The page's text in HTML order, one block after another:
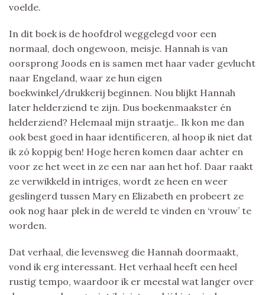
voelde.
In dit boek is de hoofdrol weggelegd voor een
normaal, doch ongewoon, meisje. Hannah is van
oorsprong Joods en is samen met haar vader gevlucht
naar Engeland, waar ze hun eigen
boekwinkel/drukkerij beginnen. Nou blijkt Hannah
later helderziend te zijn. Dus boekenmaakster én
helderziend? Helemaal mijn straatje.. Ik kon me dan
ook best goed in haar identificeren, al hoop ik niet dat
ik zó koppig ben! Hoge heren komen daar achter en
voor ze het weet in ze een nar aan het hof. Daar raakt
ze verwikkeld in intriges, wordt ze heen en weer
geslingerd tussen Mary en Elizabeth en probeert ze
ook nog haar plek in de wereld te vinden en ‘vrouw’ te
worden.
Dat verhaal, die levensweg die Hannah doormaakt,
vond ik erg interessant. Het verhaal heeft een heel
rustig tempo, waardoor ik er meestal wat langer over